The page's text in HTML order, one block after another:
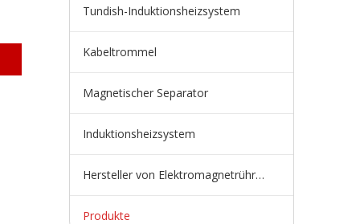
Tundish-Induktionsheizsystem
Kabeltrommel
Magnetischer Separator
Induktionsheizsystem
Hersteller von Elektromagnetrührern
Produkte